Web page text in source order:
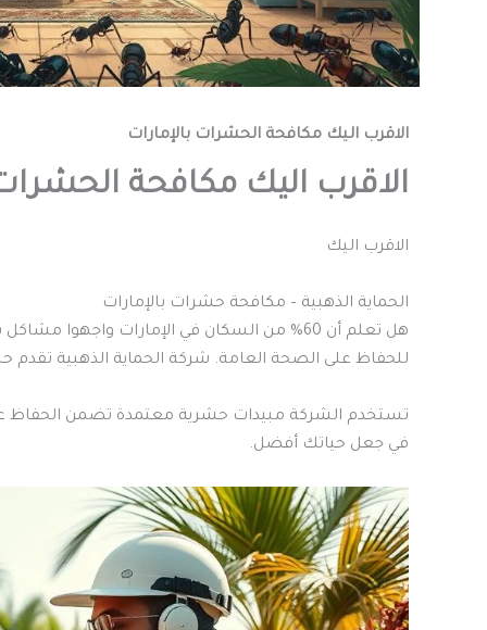
الاقرب اليك مكافحة الحشرات بالإمارات
الاقرب اليك مكافحة
الاقرب اليك
الحماية الذهبية – مكافحة حشرات بالإمارات
هل تعلم أن 60% من السكان في الإمارات
للحفاظ على الصحة العامة. شركة الحماية الذهبية تقدم
تستخدم الشركة مبيدات حشرية معتمدة تضمن الحفاظ
في جعل حياتك أفضل.